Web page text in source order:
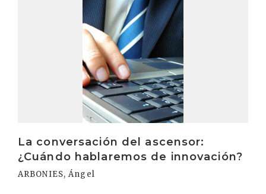
La conversación del ascensor:
¿Cuándo hablaremos de innovación?
ARBONIES, Ángel